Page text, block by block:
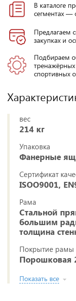
В каталоге
сегментах —
Предлагаем
закупках и
Подбираем
тренажёрных
спортивных
вес
214 кг
Упаковка
Фанерные
Сертификат
ISOO9001,
Рама
Стальной
большим
толщина
Покрытие рамы
Порошковая
Показать все